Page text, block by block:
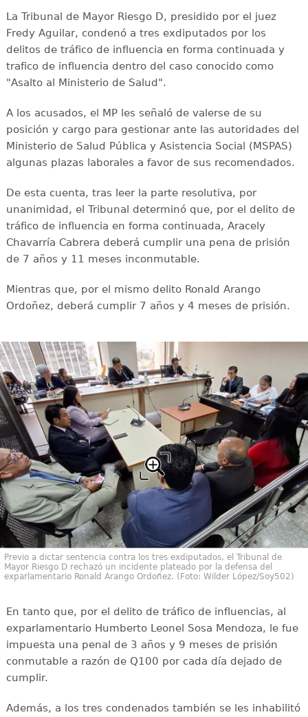
La Tribunal de Mayor Riesgo D, presidido por el juez
Fredy Aguilar, condenó a tres exdiputados por los
delitos de tráfico de influencia en forma continuada y
trafico de influencia dentro del caso conocido como
"Asalto al Ministerio de Salud".
A los acusados, el MP les señaló de valerse de su
posición y cargo para gestionar ante las autoridades del
Ministerio de Salud Pública y Asistencia Social (MSPAS)
algunas plazas laborales a favor de sus recomendados.
De esta cuenta, tras leer la parte resolutiva, por
unanimidad, el Tribunal determinó que, por el delito de
tráfico de influencia en forma continuada, Aracely
Chavarría Cabrera deberá cumplir una pena de prisión
de 7 años y 11 meses inconmutable.
Mientras que, por el mismo delito Ronald Arango
Ordoñez, deberá cumplir 7 años y 4 meses de prisión.
Previo a dictar sentencia contra los tres exdiputados, el Tribunal de
Mayor Riesgo D rechazó un incidente plateado por la defensa del
exparlamentario Ronald Arango Ordoñez. (Foto: Wilder López/Soy502)
En tanto que, por el delito de tráfico de influencias, al
exparlamentario Humberto Leonel Sosa Mendoza, le fue
impuesta una penal de 3 años y 9 meses de prisión
conmutable a razón de Q100 por cada día dejado de
cumplir.
Además, a los tres condenados también se les inhabilitó